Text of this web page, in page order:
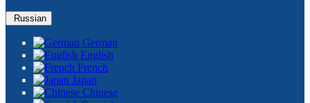
Russian
German
English
French
Japan
Chinese